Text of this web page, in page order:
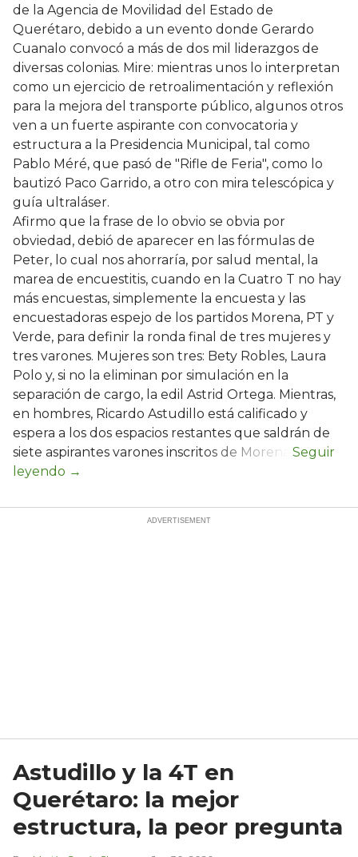
de la Agencia de Movilidad del Estado de
Querétaro, debido a un evento donde Gerardo
Cuanalo convocó a más de dos mil liderazgos de
diversas colonias. Mire: mientras unos lo interpretan
como un ejercicio de retroalimentación y reflexión
para la mejora del transporte público, algunos otros
ven a un fuerte aspirante con convocatoria y
estructura a la Presidencia Municipal, tal como
Pablo Méré, que pasó de "Rifle de Feria", como lo
bautizó Paco Garrido, a otro con mira telescópica y
guía ultraláser.
Afirmo que la frase de lo obvio se obvia por
obviedad, debió de aparecer en las fórmulas de
Peter, lo cual nos ahorraría, por salud mental, la
marea de encuestitis, cuando en la Cuatro T no hay
más encuestas, simplemente la encuesta y las
encuestadoras espejo de los partidos Morena, PT y
Verde, para definir la ronda final de tres mujeres y
tres varones. Mujeres son tres: Bety Robles, Laura
Polo y, si no la eliminan por simulación en la
separación de cargo, la edil Astrid Ortega. Mientras,
en hombres, Ricardo Astudillo está calificado y
espera a los dos espacios restantes que saldrán de
siete aspirantes varones inscritos de Morena.
Astudillo y la 4T en
Querétaro: la mejor
estructura, la peor pregunta